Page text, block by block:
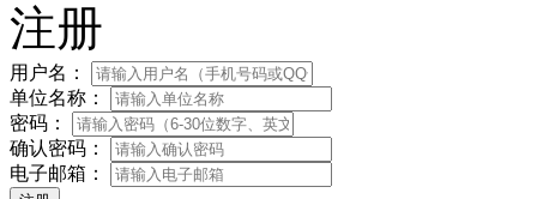
注册
用户名：
单位名称：
密码：
确认密码：
电子邮箱：